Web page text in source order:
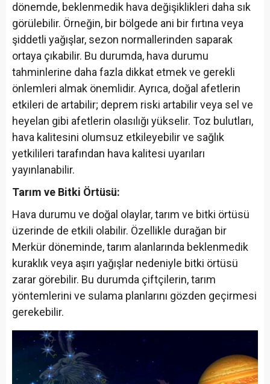
dönemde, beklenmedik hava değişiklikleri daha sık
görülebilir. Örneğin, bir bölgede ani bir fırtına veya
şiddetli yağışlar, sezon normallerinden saparak
ortaya çıkabilir. Bu durumda, hava durumu
tahminlerine daha fazla dikkat etmek ve gerekli
önlemleri almak önemlidir. Ayrıca, doğal afetlerin
etkileri de artabilir; deprem riski artabilir veya sel ve
heyelan gibi afetlerin olasılığı yükselir. Toz bulutları,
hava kalitesini olumsuz etkileyebilir ve sağlık
yetkilileri tarafından hava kalitesi uyarıları
yayınlanabilir.
Tarım ve Bitki Örtüsü:
Hava durumu ve doğal olaylar, tarım ve bitki örtüsü
üzerinde de etkili olabilir. Özellikle durağan bir
Merkür döneminde, tarım alanlarında beklenmedik
kuraklık veya aşırı yağışlar nedeniyle bitki örtüsü
zarar görebilir. Bu durumda çiftçilerin, tarım
yöntemlerini ve sulama planlarını gözden geçirmesi
gerekebilir.